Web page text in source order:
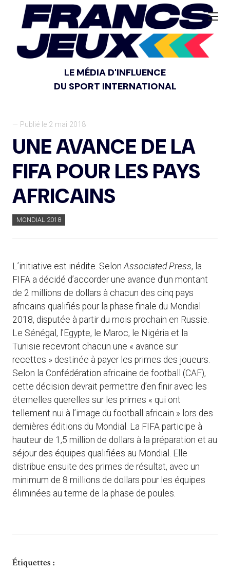
LE MÉDIA D'INFLUENCE
DU SPORT INTERNATIONAL
— Publié le 2 mai 2018
UNE AVANCE DE LA
FIFA POUR LES PAYS
AFRICAINS
MONDIAL 2018
L’initiative est inédite. SelonAssociated Press, la
FIFA a décidé d’accorder une avance d’un montant
de 2 millions de dollars à chacun des cinq pays
africains qualifiés pour la phase finale du Mondial
2018, disputée à partir du mois prochain en Russie.
Le Sénégal, l’Egypte, le Maroc, le Nigéria et la
Tunisie recevront chacun une « avance sur
recettes » destinée à payer les primes des joueurs.
Selon la Confédération africaine de football (CAF),
cette décision devrait permettre d’en finir avec les
éternelles querelles sur les primes « qui ont
tellement nui à l’image du football africain » lors des
dernières éditions du Mondial. La FIFA participe à
hauteur de 1,5 million de dollars à la préparation et au
séjour des équipes qualifiées au Mondial. Elle
distribue ensuite des primes de résultat, avec un
minimum de 8 millions de dollars pour les équipes
éliminées au terme de la phase de poules.
Étiquettes :